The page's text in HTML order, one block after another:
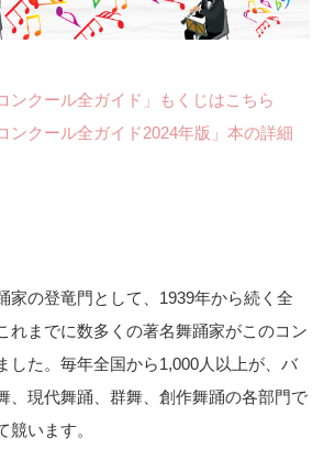
ンクール全ガイド」もくじはこちら
ンクール全ガイド2024年版」本の詳細
家の登竜門として、1939年から続く全
れまでに数多くの著名舞踊家がこのコン
した。毎年全国から1,000人以上が、バ
、現代舞踊、群舞、創作舞踊の各部門で
競います。